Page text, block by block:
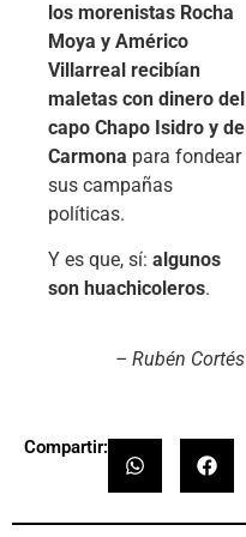
los morenistas Rocha
Moya y Américo
Villarreal recibían
maletas con dinero del
capo Chapo Isidro y de
Carmona para fondear
sus campañas
políticas.
Y es que, sí: algunos
son huachicoleros.
– Rubén Cortés
Compartir: